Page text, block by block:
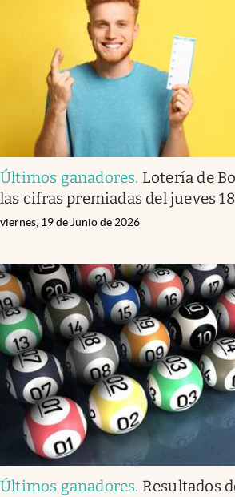
Últimos ganadores. Lotería de
las cifras premiadas del jueves
viernes, 19 de Junio de 2026
Últimos ganadores. Resultados